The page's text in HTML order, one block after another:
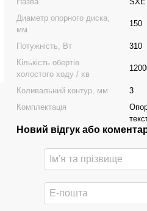
Диаметр опорного диска,
мм
150
Потужність, Вт
310
Кількість обертів
холостого ходу / хв
Коливальний контур, мм
3
Комплектація
Новий відгук або